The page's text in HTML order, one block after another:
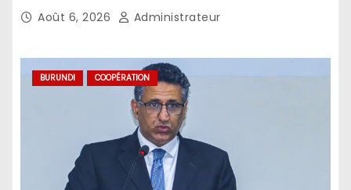
Août 6, 2026 Administrateur
BURUNDI COOPÉRATION